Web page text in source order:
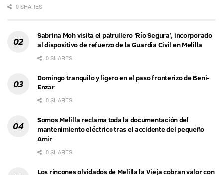
0 SHARES
Sabrina Moh visita el patrullero ‘Río Segura’, incorporado
al dispositivo de refuerzo de la Guardia Civil en Melilla
0 SHARES
Domingo tranquilo y ligero en el paso fronterizo de Beni-
Enzar
0 SHARES
Somos Melilla reclama toda la documentación del
mantenimiento eléctrico tras el accidente del pequeño
Amir
0 SHARES
Los rincones olvidados de Melilla la Vieja cobran valor con